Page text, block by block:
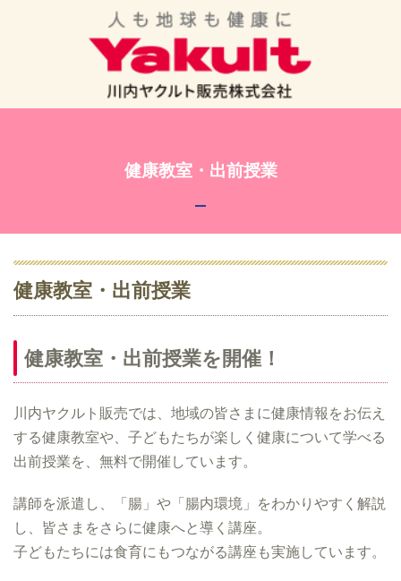
健康教室・出前授業
健康教室・出前授業
健康教室・出前授業を開催！
川内ヤクルト販売では、地域の皆さまに健康情報をお伝え
する健康教室や、子どもたちが楽しく健康について学べる
出前授業を、無料で開催しています。
講師を派遣し、「腸」や「腸内環境」をわかりやすく解説
し、皆さまをさらに健康へと導く講座。
子どもたちには食育にもつながる講座も実施しています。